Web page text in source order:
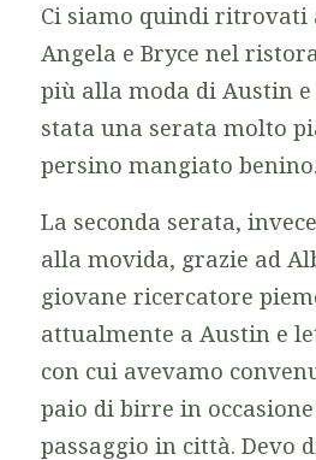
Ci siamo quindi ritrovati
Angela e Bryce nel
più alla moda di Austin e
stata una serata molto
persino mangiato benino.
La seconda serata,
alla movida, grazie ad
giovane ricercatore
attualmente a Austin e
con cui avevamo
paio di birre in
passaggio in città. Devo